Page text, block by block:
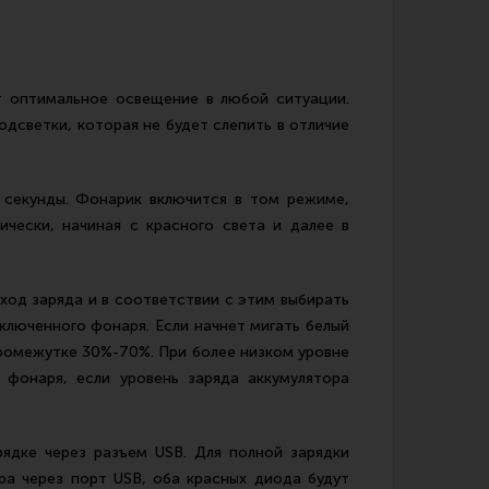
освещение в любой ситуации.
которая не будет слепить в отличие
Фонарик включится в том режиме,
начиная с красного света и далее в
заряда и в соответствии с этим выбирать
фонаря. Если начнет мигать белый
30%-70%. При более низком уровне
если уровень заряда аккумулятора
через разъем USB. Для полной зарядки
через порт USB, оба красных диода будут